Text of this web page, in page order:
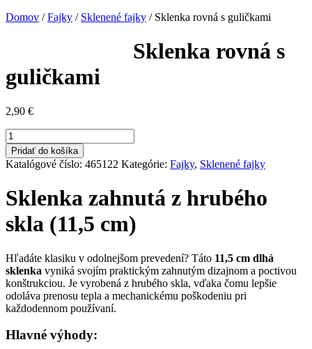
Domov /Fajky / Sklenené fajky / Sklenka rovná s guličkami
Sklenka rovná s
guličkami
2,90 €
množstvo
Sklenka
rovná
s
Pridať do košíka
Katalógové číslo: 465122 Kategórie: Fajky, Sklenené fajky
Sklenka zahnutá z hrubého
skla (11,5 cm)
Hľadáte klasiku v odolnejšom prevedení? Táto 11,5 cm dlhá
sklenka vyniká svojím praktickým zahnutým dizajnom a poctivou
konštrukciou. Je vyrobená z hrubého skla, vďaka čomu lepšie
odoláva prenosu tepla a mechanickému poškodeniu pri
každodennom používaní.
Hlavné výhody: